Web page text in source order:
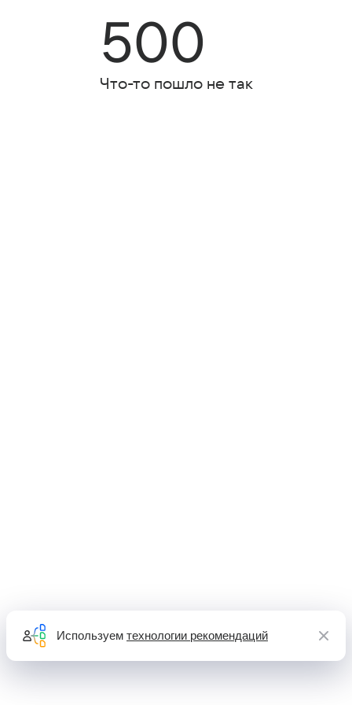
500
Что-то пошло не так
Используем технологии рекомендаций